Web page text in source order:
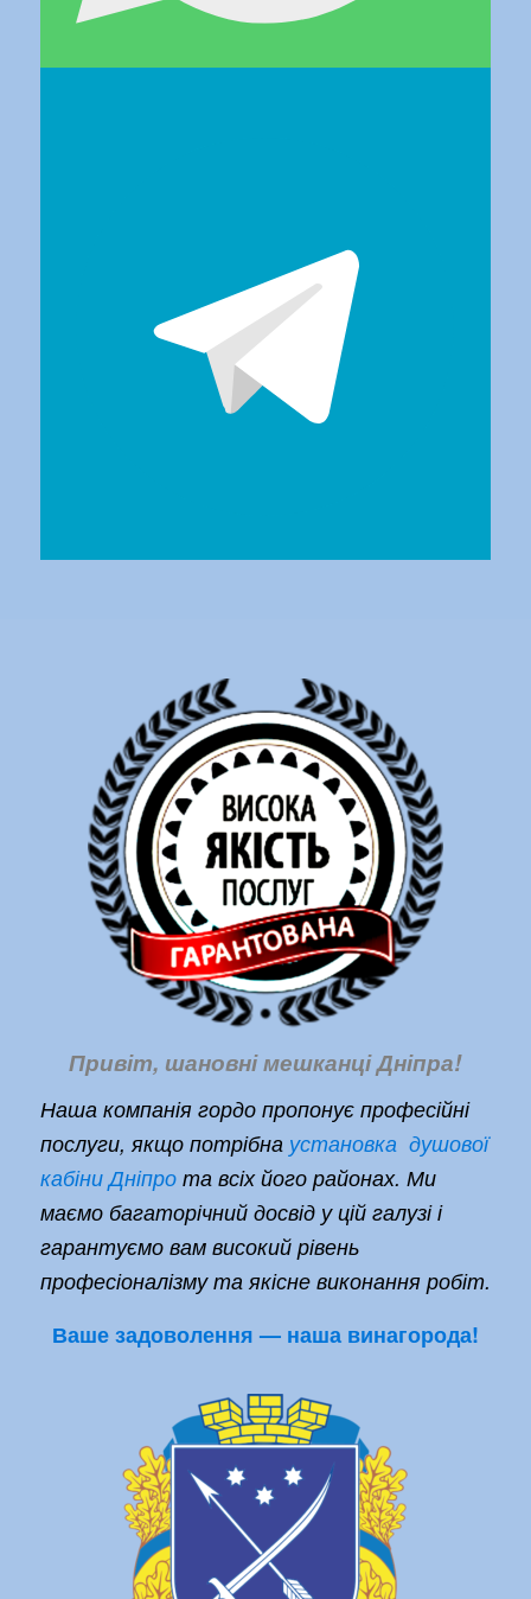
Привіт, шановні мешканці Дніпра!
Наша компанія гордо пропонує професійні
послуги, якщо потрібна установка душової
кабіни Дніпрота всіх його районах. Ми
маємо багаторічний досвід у цій галузі і
гарантуємо вам високий рівень
професіоналізму та якісне виконання робіт.
Ваше задоволення — наша винагорода!